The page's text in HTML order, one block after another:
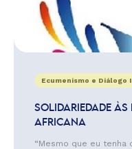
Ecumenismo e
SOLIDARIEDADE ÀS
AFRICANA
“Mesmo que eu